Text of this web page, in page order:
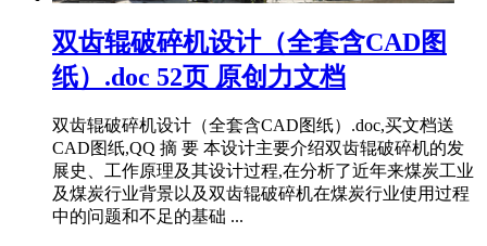
双齿辊破碎机设计（全套含CAD图
纸）.doc 52页 原创力文档
双齿辊破碎机设计（全套含CAD图纸）.doc,买文档送
CAD图纸,QQ 摘 要 本设计主要介绍双齿辊破碎机的发
展史、工作原理及其设计过程,在分析了近年来煤炭工业
及煤炭行业背景以及双齿辊破碎机在煤炭行业使用过程
中的问题和不足的基础 ...